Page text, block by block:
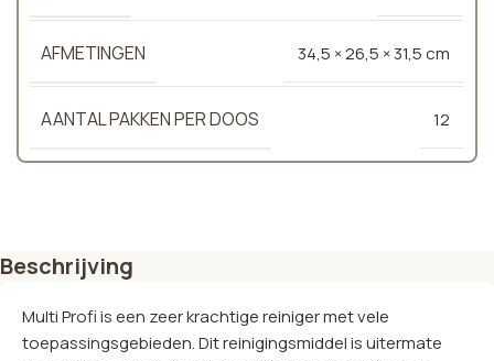
AFMETINGEN 34,5 × 26,5 × 31,5 cm
AANTAL PAKKEN PER DOOS 12
Beschrijving
Multi Profi is een zeer krachtige reiniger met vele
toepassingsgebieden. Dit reinigingsmiddel is uitermate